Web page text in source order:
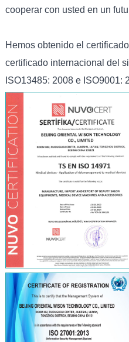
cooperar con usted en un
Hemos obtenido el
certificado internacional del
ISO13485: 2008 e ISO9001: